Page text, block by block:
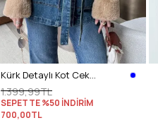
Kürk Detaylı Kot Ceket 81185 - MAVİ
1.399,99TL
SEPETTE %50 İNDİRİM
700,00TL